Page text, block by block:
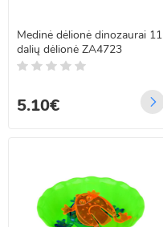
Medinė dėlionė dinozaurai 11
dalių dėlionė ZA4723
5.10€